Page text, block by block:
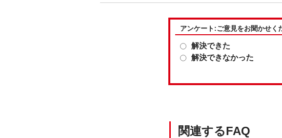
アンケート:ご意見をお聞かせく
解決できた
解決できなかった
関連するFAQ